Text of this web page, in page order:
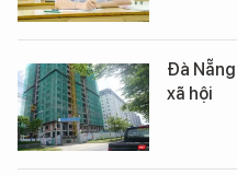
Đà
xã hội